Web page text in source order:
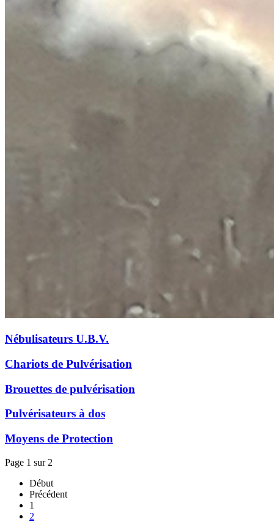
Nébulisateurs U.B.V.
Chariots de Pulvérisation
Brouettes de pulvérisation
Pulvérisateurs à dos
Moyens de Protection
Page 1 sur 2
Début
Précédent
1
2